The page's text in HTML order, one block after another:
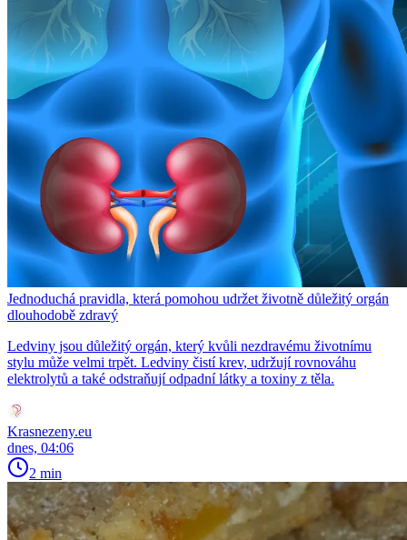
Jednoduchá pravidla, která pomohou udržet životně důležitý orgán
dlouhodobě zdravý
Ledviny jsou důležitý orgán, který kvůli nezdravému životnímu
stylu může velmi trpět. Ledviny čistí krev, udržují rovnováhu
elektrolytů a také odstraňují odpadní látky a toxiny z těla.
Krasnezeny.eu
dnes, 04:06
2 min